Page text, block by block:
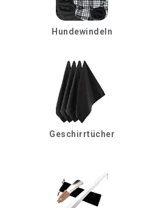
Hundewindeln
Geschirrtücher